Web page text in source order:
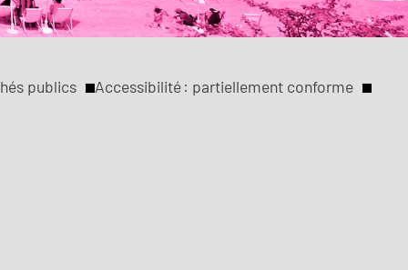
publics
Accessibilité : partiellement conforme